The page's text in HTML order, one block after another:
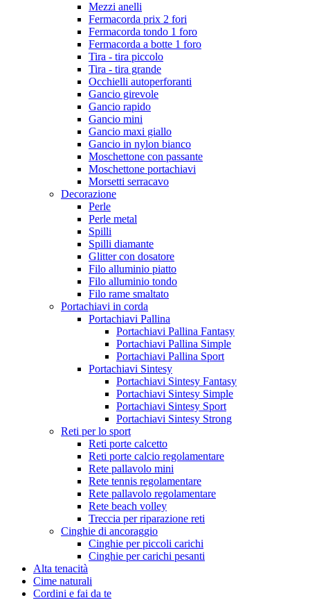
Mezzi anelli
Fermacorda prix 2 fori
Fermacorda tondo 1 foro
Fermacorda a botte 1 foro
Tira - tira piccolo
Tira - tira grande
Occhielli autoperforanti
Gancio girevole
Gancio rapido
Gancio mini
Gancio maxi giallo
Gancio in nylon bianco
Moschettone con passante
Moschettone portachiavi
Morsetti serracavo
Decorazione
Perle
Perle metal
Spilli
Spilli diamante
Glitter con dosatore
Filo alluminio piatto
Filo alluminio tondo
Filo rame smaltato
Portachiavi in corda
Portachiavi Pallina
Portachiavi Pallina Fantasy
Portachiavi Pallina Simple
Portachiavi Pallina Sport
Portachiavi Sintesy
Portachiavi Sintesy Fantasy
Portachiavi Sintesy Simple
Portachiavi Sintesy Sport
Portachiavi Sintesy Strong
Reti per lo sport
Reti porte calcetto
Reti porte calcio regolamentare
Rete pallavolo mini
Rete tennis regolamentare
Rete pallavolo regolamentare
Rete beach volley
Treccia per riparazione reti
Cinghie di ancoraggio
Cinghie per piccoli carichi
Cinghie per carichi pesanti
Alta tenacità
Cime naturali
Cordini e fai da te